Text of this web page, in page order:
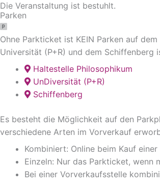
Die Veranstaltung ist bestuhlt.
Parken
Ohne Parkticket ist KEIN Parken auf
Universität (P+R) und dem
Haltestelle Philosophikum
UnDiversität (P+R)
Schiffenberg
Es besteht die Möglichkeit auf den
verschiedene Arten im Vorverkauf
Kombiniert: Online beim Kauf
Einzeln: Nur das Parkticket, wenn
Bei einer Vorverkaufsstelle